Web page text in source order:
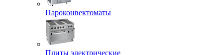
Пароконвектоматы
Плиты электрические